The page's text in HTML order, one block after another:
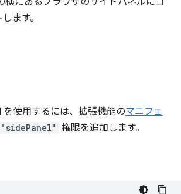
ます。
を使用するには、拡張機能のマニフェ
"sidePanel" 権限を追加します。